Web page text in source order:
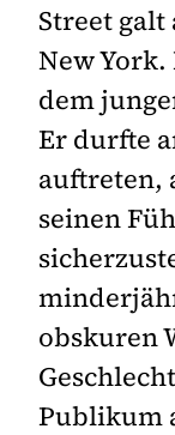
Street galt
New York.
dem
Er durfte
auftreten,
seinen
obskuren
Publikum